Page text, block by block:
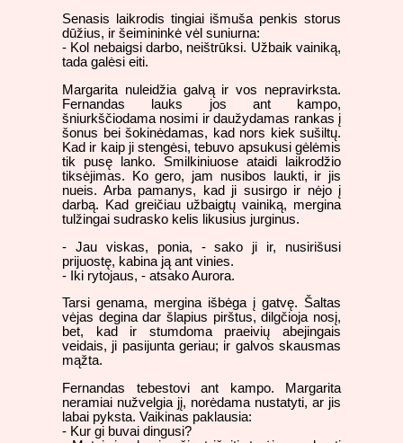
Senasis laikrodis tingiai išmuša penkis storus
dūžius, ir šeimininkė vėl suniurna:
- Kol nebaigsi darbo, neištrūksi. Užbaik vainiką,
tada galėsi eiti.
Margarita nuleidžia galvą ir vos nepravirksta.
Fernandas lauks jos ant kampo,
šniurkščiodama nosimi ir daužydamas rankas į
šonus bei šokinėdamas, kad nors kiek sušiltų.
Kad ir kaip ji stengėsi, tebuvo apsukusi gėlėmis
tik pusę lanko. Smilkiniuose ataidi laikrodžio
tiksėjimas. Ko gero, jam nusibos laukti, ir jis
nueis. Arba pamanys, kad ji susirgo ir nėjo į
darbą. Kad greičiau užbaigtų vainiką, mergina
tulžingai sudrasko kelis likusius jurginus.
- Jau viskas, ponia, - sako ji ir, nusirišusi
prijuostę, kabina ją ant vinies.
- Iki rytojaus, - atsako Aurora.
Tarsi genama, mergina išbėga į gatvę. Šaltas
vėjas degina dar šlapius pirštus, dilgčioja nosį,
bet, kad ir stumdoma praeivių abejingais
veidais, ji pasijunta geriau; ir galvos skausmas
mąžta.
Fernandas tebestovi ant kampo. Margarita
neramiai nužvelgia jį, norėdama nustatyti, ar jis
labai pyksta. Vaikinas paklausia:
- Kur gi buvai dingusi?